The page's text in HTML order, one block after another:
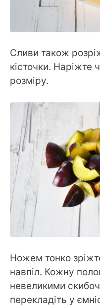
Сливи також
кісточки. Наріжте
розміру.
Ножем тонко
навпіл. Кожну
невеликими
перекладіть у